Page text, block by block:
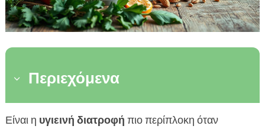
3 Περιεχόμενα
 Τι είναι η υποαλλεργική τροφή;
Είναι η υγιεινή διατροφή πιο περίπλοκη όταν